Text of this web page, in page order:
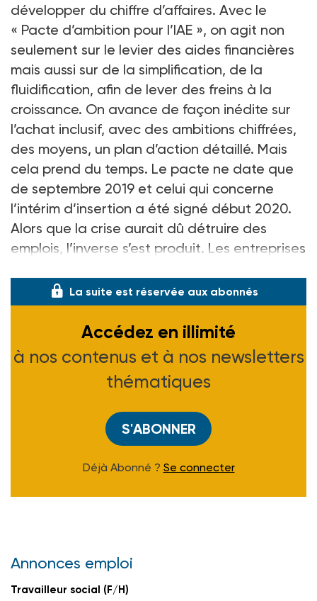
développer du chiffre d’affaires. Avec le
« Pacte d’ambition pour l’IAE », on agit non
seulement sur le levier des aides financières
mais aussi sur de la simplification, de la
fluidification, afin de lever des freins à la
croissance. On avance de façon inédite sur
l’achat inclusif, avec des ambitions chiffrées,
des moyens, un plan d’action détaillé. Mais
cela prend du temps. Le pacte ne date que
de septembre 2019 et celui qui concerne
l’intérim d’insertion a été signé début 2020.
Alors que la crise aurait dû détruire des
emplois, l’inverse s’est produit. Les entreprises
La suite est réservée aux abonnés
Accédez en illimité
à nos contenus et à nos newsletters
thématiques
S'ABONNER
Déjà Abonné ? Se connecter
Annonces emploi
Travailleur social (F/H)